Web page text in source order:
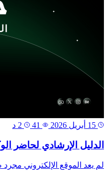
الدليل الإرشادي لحاضر
لم يعد الموقع الإلكتروني